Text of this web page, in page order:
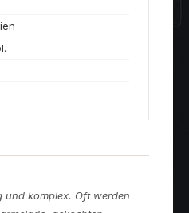
und komplex. Oft werden